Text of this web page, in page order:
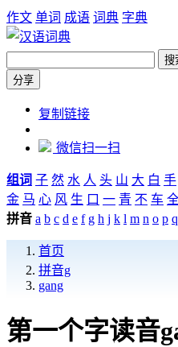
作文 单词 成语 词典 字典
搜
分享
https://cidian.zw6.cn/pinyin/
复制链接
微信扫一扫
组词 子 然 水 人 头 山 大 白 手
金 马 心 风 生 口 一 青 不 车
拼音 a b c d e f g h j k l m n o p q
首页
拼音g
gang
第一个字读音